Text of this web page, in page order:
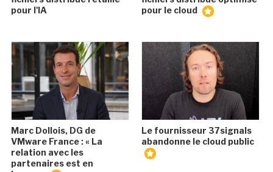
pour l'IA
pour le cloud
Marc Dollois, DG de
VMware France : « La
relation avec les
partenaires est en
Le fournisseur 37signals
abandonne le cloud public